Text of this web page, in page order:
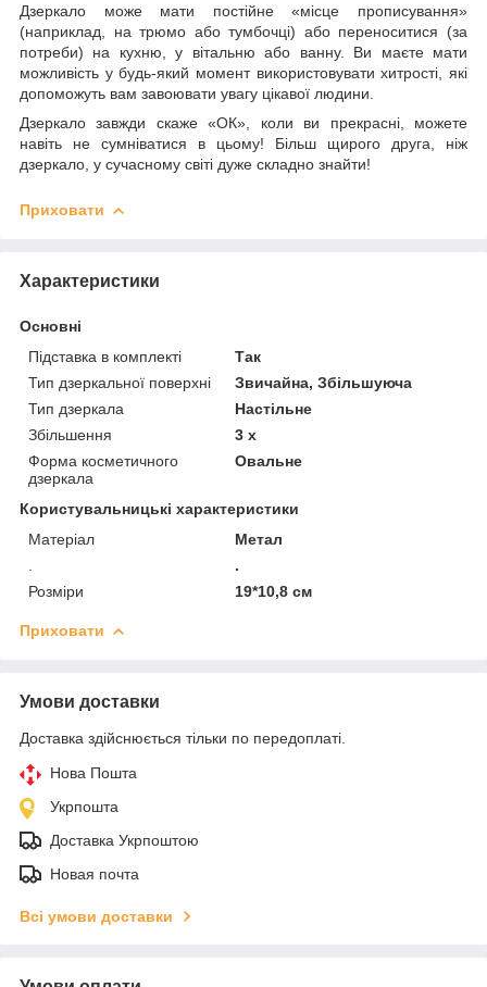
Дзеркало може мати постійне «місце прописування»
(наприклад, на трюмо або тумбочці) або переноситися (за
потреби) на кухню, у вітальню або ванну. Ви маєте мати
можливість у будь-який момент використовувати хитрості, які
допоможуть вам завоювати увагу цікавої людини.
Дзеркало завжди скаже «ОК», коли ви прекрасні, можете
навіть не сумніватися в цьому! Більш щирого друга, ніж
дзеркало, у сучасному світі дуже складно знайти!
Приховати
Характеристики
Основні
Підставка в комплекті
Так
Тип дзеркальної поверхні
Звичайна, Збільшуюча
Тип дзеркала
Настільне
Збільшення
3 х
Форма косметичного
дзеркала
Овальне
Користувальницькі характеристики
Матеріал
Метал
.
Розміри
19*10,8 см
Приховати
Умови доставки
Доставка здійснюється тільки по передоплаті.
Нова Пошта
Укрпошта
Доставка Укрпоштою
Новая почта
Всі умови доставки